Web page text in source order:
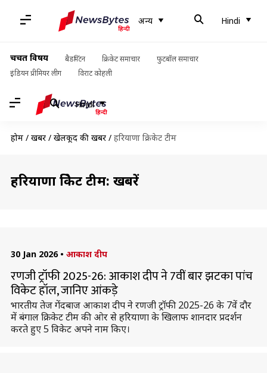
अन्य Hindi
चर्चित विषय बैडमिंटन क्रिकेट समाचार
फुटबॉल समाचार
इंडियन प्रीमियर लीग
विराट कोहली
Hindi
होम / खबरें / खेलकूद की खबरें / हरियाणा क्रिकेट टीम
हरियाणा क्रिकेट टीम: खबरें
30 Jan 2026 • आकाश दीप
रणजी ट्रॉफी 2025-26: आकाश दीप ने 7वीं बार झटका पांच
विकेट हॉल, जानिए आंकड़े
भारतीय तेज गेंदबाज आकाश दीप ने रणजी ट्रॉफी 2025-26 के 7वें दौर
में बंगाल क्रिकेट टीम की ओर से हरियाणा के खिलाफ शानदार प्रदर्शन
करते हुए 5 विकेट अपने नाम किए।